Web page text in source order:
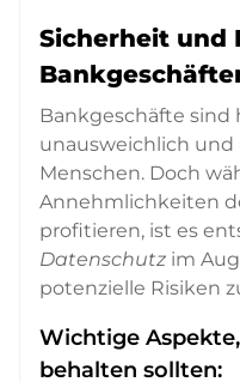
Sicherheit und
Bankgeschäfte sind
unausweichlich und
Menschen. Doch
Annehmlichkeiten
profitieren, ist es
Datenschutz im
potenzielle Risiken
Wichtige
behalten sollten: